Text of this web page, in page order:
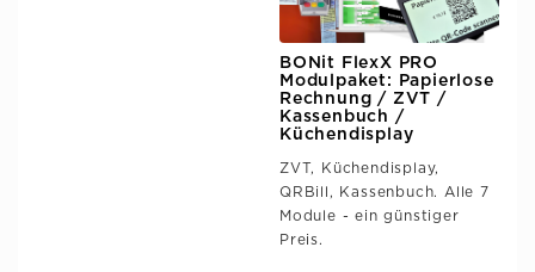
BONit FlexX PRO
Modulpaket: Papierlose
Rechnung / ZVT /
Kassenbuch /
Küchendisplay
ZVT, Küchendisplay,
QRBill, Kassenbuch. Alle 7
Module - ein günstiger
Preis.